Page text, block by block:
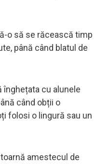
o să se răcească timp
până când blatul de
cu alunele
când obții o
folosi o lingură sau un
amestecul de